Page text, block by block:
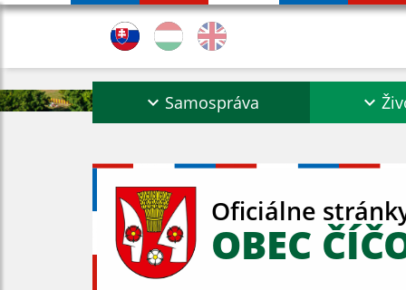
Samospráva
Oficiálne
OBEC